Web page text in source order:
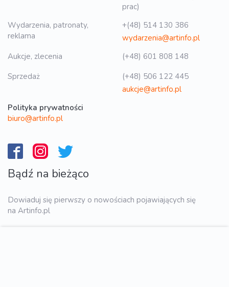
prac)
Wydarzenia, patronaty,
reklama
+(48) 514 130 386
wydarzenia@artinfo.pl
Aukcje, zlecenia
(+48) 601 808 148
Sprzedaż
(+48) 506 122 445
aukcje@artinfo.pl
Polityka prywatności
biuro@artinfo.pl
Bądź na bieżąco
Dowiaduj się pierwszy o nowościach pojawiających się
na Artinfo.pl